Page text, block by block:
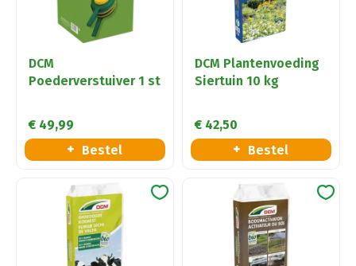
DCM
Poederverstuiver 1 st
€ 49,99
Bestel
DCM Plantenvoeding
Siertuin 10 kg
€ 42,50
Bestel